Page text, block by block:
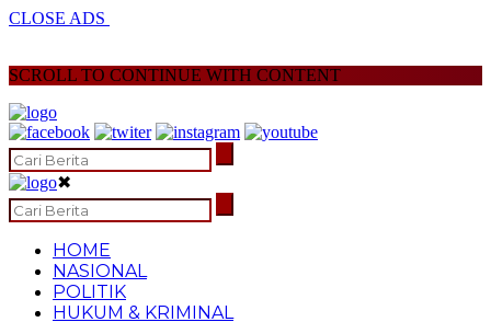
CLOSE ADS
SCROLL TO CONTINUE WITH CONTENT
✖
HOME
NASIONAL
POLITIK
HUKUM & KRIMINAL